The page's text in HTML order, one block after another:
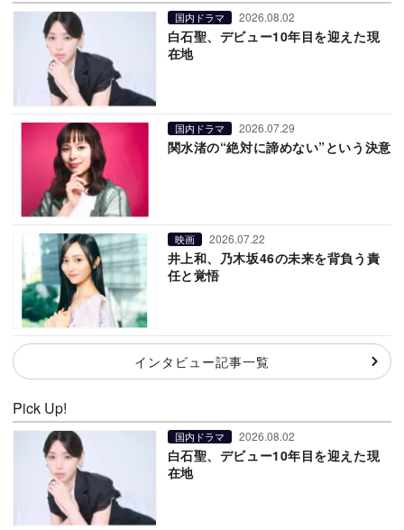
国内ドラマ 2026.08.02
白石聖、デビュー10年目を迎えた現
在地
国内ドラマ 2026.07.29
関水渚の“絶対に諦めない”という決意
映画 2026.07.22
井上和、乃木坂46の未来を背負う責
任と覚悟
インタビュー記事一覧
Pick Up!
国内ドラマ 2026.08.02
白石聖、デビュー10年目を迎えた現
在地